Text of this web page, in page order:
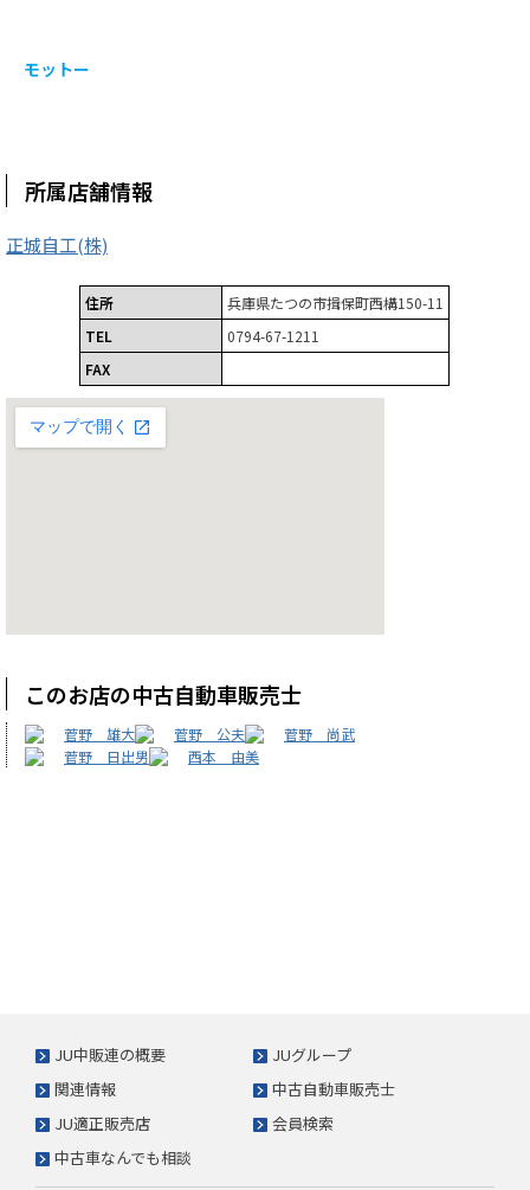
モットー
所属店舗情報
正城自工(株)
住所
兵庫県たつの市揖保町西構150-11
TEL
0794-67-1211
FAX
このお店の中古自動車販売士
菅野 雄大 菅野 公夫
菅野 尚武
菅野 日出男
西本 由美
JU中販連の概要
JUグループ
関連情報
中古自動車販売士
JU適正販売店
会員検索
中古車なんでも相談